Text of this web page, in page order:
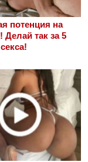
потенция на
Делай так за 5